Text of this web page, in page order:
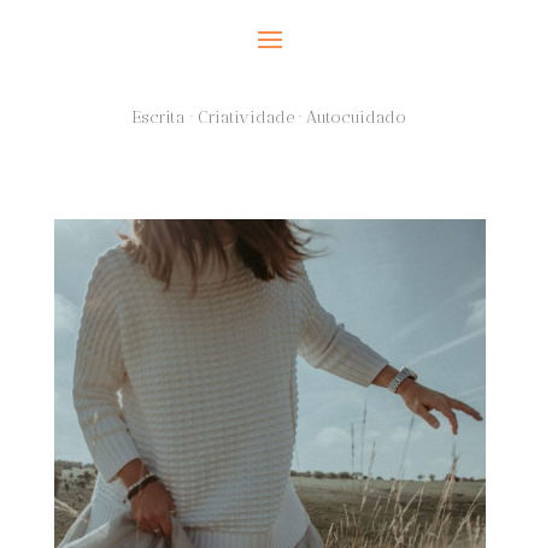
Escrita · Criatividade · Autocuidado